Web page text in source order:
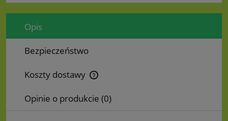
Opis
Bezpieczeństwo
Koszty dostawy
Cena nie zawiera ewentualnych kosztów płatności
Opinie o produkcie (0)